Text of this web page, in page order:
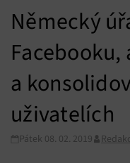
Německý
a
uživatelích
Pátek 08. 02. 2019